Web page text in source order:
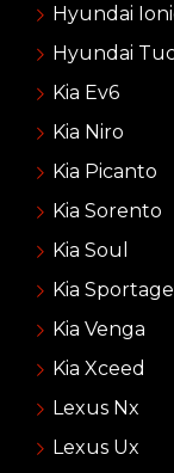
Hyundai
Hyundai
Kia Ev6
Kia Niro
Kia Picanto
Kia Sorento
Kia Soul
Kia Sportage
Kia Venga
Kia Xceed
Lexus Nx
Lexus Ux